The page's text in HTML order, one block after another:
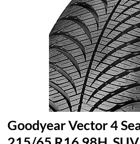
Goodyear Vector 4